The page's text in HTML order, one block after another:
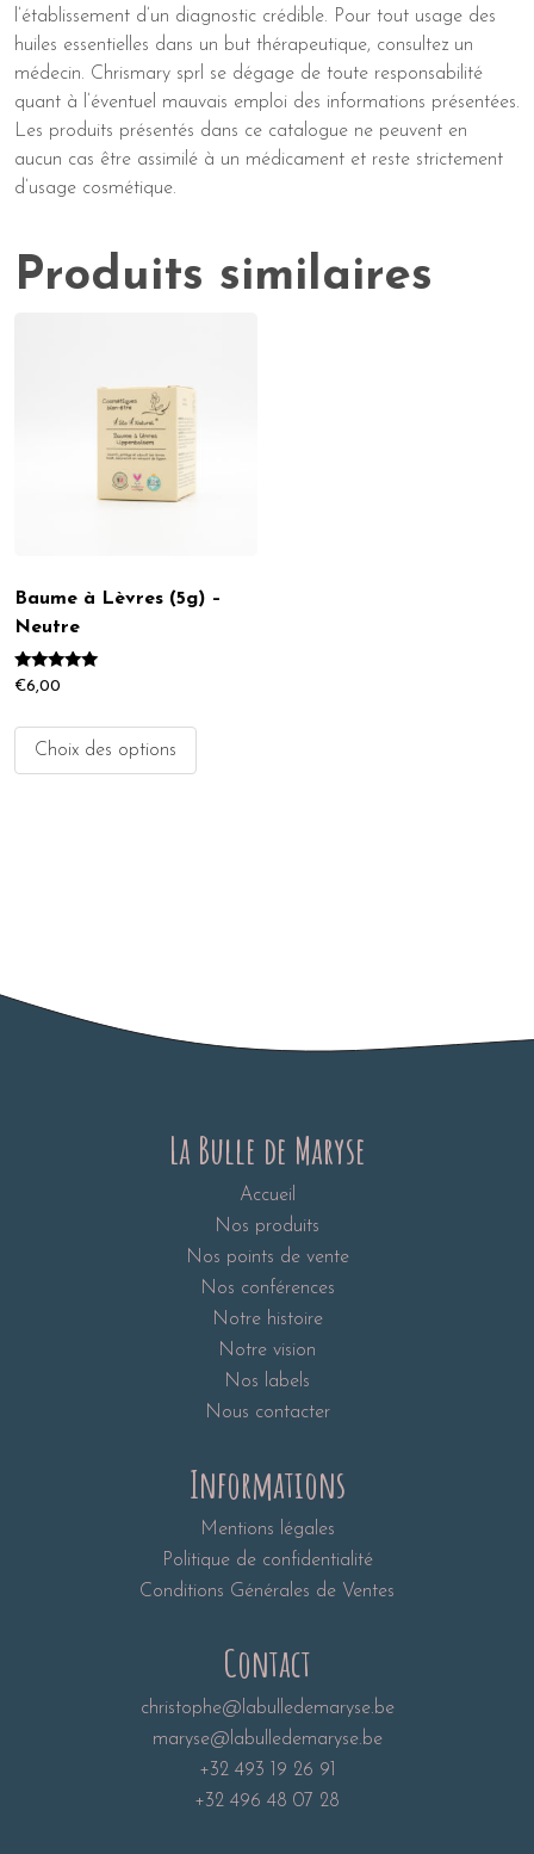
l’établissement d’un diagnostic crédible. Pour tout usage des
huiles essentielles dans un but thérapeutique, consultez un
médecin. Chrismary sprl se dégage de toute responsabilité
quant à l’éventuel mauvais emploi des informations présentées.
Les produits présentés dans ce catalogue ne peuvent en
aucun cas être assimilé à un médicament et reste strictement
d’usage cosmétique.
Produits similaires
Baume à Lèvres (5g) –
Neutre
Note
5.00
€6,00
Choix des options
La Bulle de Maryse
Accueil
Nos produits
Nos points de vente
Nos conférences
Notre histoire
Notre vision
Nos labels
Nous contacter
Informations
Mentions légales
Politique de confidentialité
Conditions Générales de Ventes
Contact
christophe@labulledemaryse.be
maryse@labulledemaryse.be
+32 493 19 26 91
+32 496 48 07 28